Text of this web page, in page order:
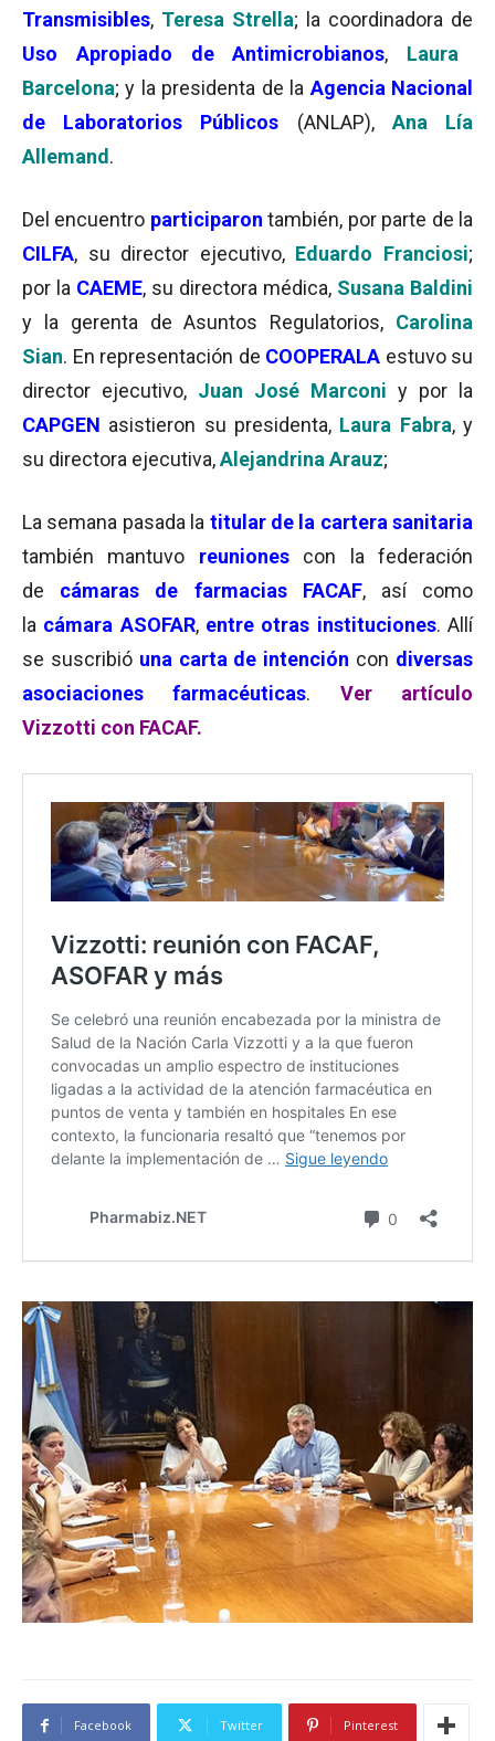
Transmisibles, Teresa Strella; la coordinadora de
Uso Apropiado de Antimicrobianos, Laura
Barcelona; y la presidenta de la Agencia Nacional
de Laboratorios Públicos (ANLAP),Ana Lía
Allemand .
Del encuentro participaron también, por parte de la
CILFA, su director ejecutivo,Eduardo Franciosi;
por la CAEME, su directora médica, Susana Baldini
y la gerenta de Asuntos Regulatorios, Carolina
Sian. En representación de COOPERALA estuvo su
director ejecutivo, Juan José Marconi y por la
CAPGEN asistieron su presidenta, Laura Fabra, y
su directora ejecutiva,Alejandrina Arauz;
La semana pasada la titular de la cartera sanitaria
también mantuvo reunionescon la federación
de
cámaras de farmacias FACAF, así como
la cámara ASOFAR, entre otras instituciones. Allí
se suscribió una carta de intención con diversas
asociaciones farmacéuticas.
Ver artículo
Vizzotti con FACAF.
Facebook Twitter Pinterest